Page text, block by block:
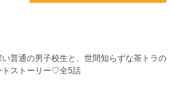
普通の男子校生と、世間知らずな茶トラの
トストーリー♡全5話